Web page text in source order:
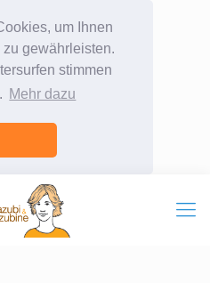
um Ihnen
gewährleisten.
stimmen
Mehr dazu